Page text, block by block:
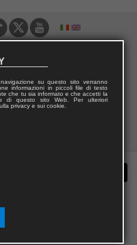
su questo sito verranno
informazioni in piccoli file di testo
che tu sia informato e che accetti la
di questo sito Web. Per ulteriori
privacy e sui cookie.